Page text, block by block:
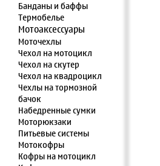
Банданы и баффы
Термобелье
Мотоаксессуары
Моточехлы
Чехол на мотоцикл
Чехол на скутер
Чехол на квадроцикл
Чехлы на тормозной
бачок
Набедренные сумки
Моторюкзаки
Питьевые системы
Мотокофры
Кофры на мотоцикл